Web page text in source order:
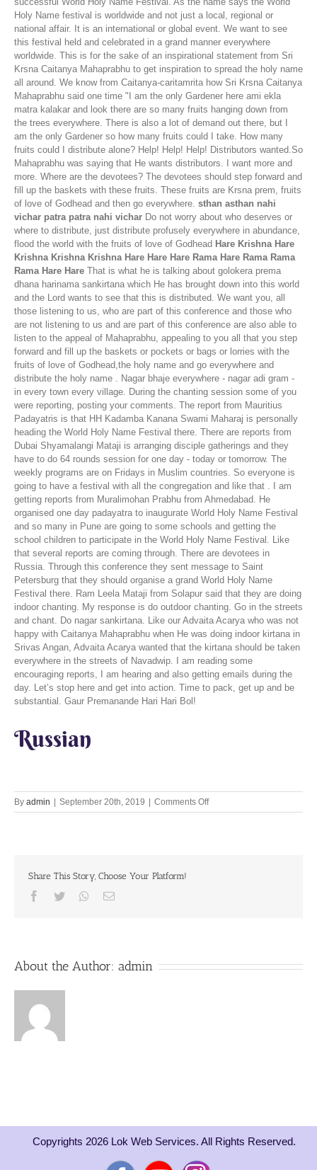
Holy Name festival is worldwide and not just a local, regional or
national affair. It is an international or global event. We want to see
this festival held and celebrated in a grand manner everywhere
worldwide. This is for the sake of an inspirational statement from Sri
Krsna Caitanya Mahaprabhu to get inspiration to spread the holy name
all around. We know from Caitanya-caritamrita how Sri Krsna Caitanya
Mahaprabhu said one time "I am the only Gardener here ami ekla
matra kalakar and look there are so many fruits hanging down from
the trees everywhere. There is also a lot of demand out there, but I
am the only Gardener so how many fruits could I take. How many
fruits could I distribute alone? Help! Help! Help! Distributors wanted.So
Mahaprabhu was saying that He wants distributors. I want more and
more. Where are the devotees? The devotees should step forward and
fill up the baskets with these fruits. These fruits are Krsna prem, fruits
of love of Godhead and then go everywhere. sthan asthan nahi
vichar patra patra nahi vichar Do not worry about who deserves or
where to distribute, just distribute profusely everywhere in abundance,
flood the world with the fruits of love of Godhead Hare Krishna Hare
Krishna Krishna Krishna Hare Hare Hare Rama Hare Rama Rama
Rama Hare Hare That is what he is talking about golokera prema
dhana harinama sankirtana which He has brought down into this world
and the Lord wants to see that this is distributed. We want you, all
those listening to us, who are part of this conference and those who
are not listening to us and are part of this conference are also able to
listen to the appeal of Mahaprabhu, appealing to you all that you step
forward and fill up the baskets or pockets or bags or lorries with the
fruits of love of Godhead,the holy name and go everywhere and
distribute the holy name . Nagar bhaje everywhere - nagar adi gram -
in every town every village. During the chanting session some of you
were reporting, posting your comments. The report from Mauritius
Padayatris is that HH Kadamba Kanana Swami Maharaj is personally
heading the World Holy Name Festival there. There are reports from
Dubai Shyamalangi Mataji is arranging disciple gatherings and they
have to do 64 rounds session for one day - today or tomorrow. The
weekly programs are on Fridays in Muslim countries. So everyone is
going to have a festival with all the congregation and like that . I am
getting reports from Muralimohan Prabhu from Ahmedabad. He
organised one day padayatra to inaugurate World Holy Name Festival
and so many in Pune are going to some schools and getting the
school children to participate in the World Holy Name Festival. Like
that several reports are coming through. There are devotees in
Russia. Through this conference they sent message to Saint
Petersburg that they should organise a grand World Holy Name
Festival there. Ram Leela Mataji from Solapur said that they are doing
indoor chanting. My response is do outdoor chanting. Go in the streets
and chant. Do nagar sankirtana. Like our Advaita Acarya who was not
happy with Caitanya Mahaprabhu when He was doing indoor kirtana in
Srivas Angan, Advaita Acarya wanted that the kirtana should be taken
everywhere in the streets of Navadwip. I am reading some
encouraging reports, I am hearing and also getting emails during the
day. Let’s stop here and get into action. Time to pack, get up and be
substantial. Gaur Premanande Hari Hari Bol!
Russian
By admin | September 20th, 2019 | Comments Offon
Be
Share This Story, Choose Your Platform!
Facebook
Twitter Whatsapp
Email
About the Author: admin
Copyrights 2026 Lok Web Services. All Rights Reserved.